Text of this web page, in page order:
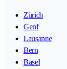
Zürich
Genf
Lausanne
Bern
Basel